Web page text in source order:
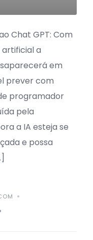
Chat GPT: Com
a
em
prever com
programador
pela
a IA esteja se
e possa